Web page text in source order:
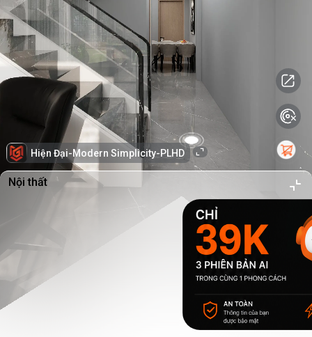
Hiện Đại-Modern Simplicity-PLHD
Nội thất